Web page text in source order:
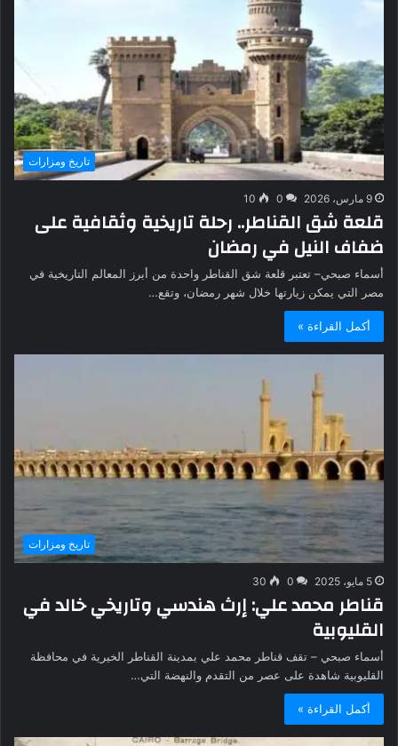
تاريخ ومزارات
9 مارس، 2026 0
10
قلعة شق القناطر.. رحلة تاريخية وثقافية على
ضفاف النيل في رمضان
أسماء صبحي– تعتبر قلعة شق القناطر واحدة من أبرز المعالم التاريخية في
مصر التي يمكن زيارتها خلال شهر رمضان، وتقع…
أكمل القراءة »
تاريخ ومزارات
5 مايو، 2025 0
30
قناطر محمد علي: إرث هندسي وتاريخي خالد في
القليوبية
أسماء صبحي – تقف قناطر محمد علي بمدينة القناطر الخيرية في محافظة
القليوبية شاهدة على عصر من التقدم والنهضة التي…
أكمل القراءة »